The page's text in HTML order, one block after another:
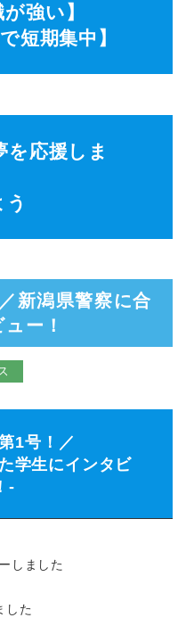
強い】
短期集中】
応援しま
新潟県警察に合
ー！
1号！／
学生にインタビ
-
しました
した